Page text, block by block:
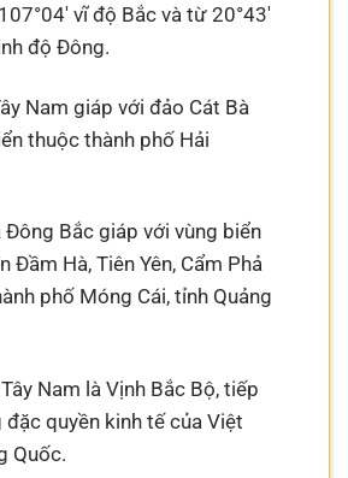
vĩ độ Bắc và từ 20°43′
độ Đông.
Nam giáp với đảo Cát Bà
thuộc thành phố Hải
Đông Bắc giáp với vùng biển
Đầm Hà, Tiên Yên, Cẩm Phả
phố Móng Cái, tỉnh Quảng
Nam là Vịnh Bắc Bộ, tiếp
đặc quyền kinh tế của Việt
Quốc.